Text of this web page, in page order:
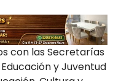
con las Secretarías
y Juventud